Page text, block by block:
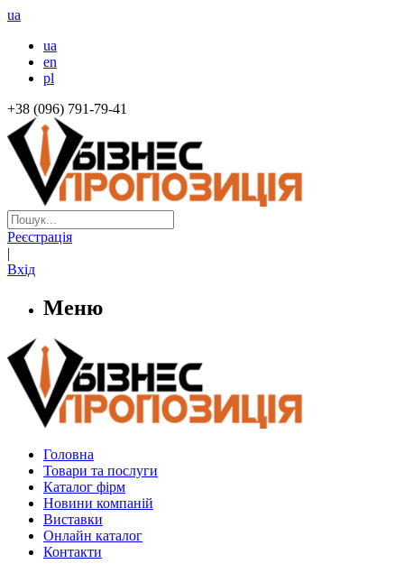
ua
ua
en
pl
+38 (096) 791-79-41
Реєстрація
|
Вхід
Меню
Головна
Товари та послуги
Каталог фірм
Новини компаній
Виставки
Онлайн каталог
Контакти